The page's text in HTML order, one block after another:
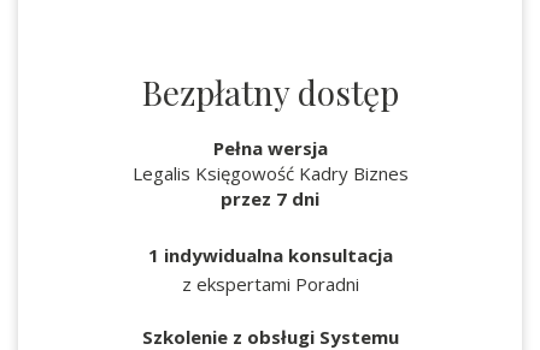
Bezpłatny dostęp
Pełna wersja
Legalis Księgowość Kadry Biznes
przez 7 dni
1 indywidualna konsultacja
z ekspertami Poradni
Szkolenie z obsługi Systemu